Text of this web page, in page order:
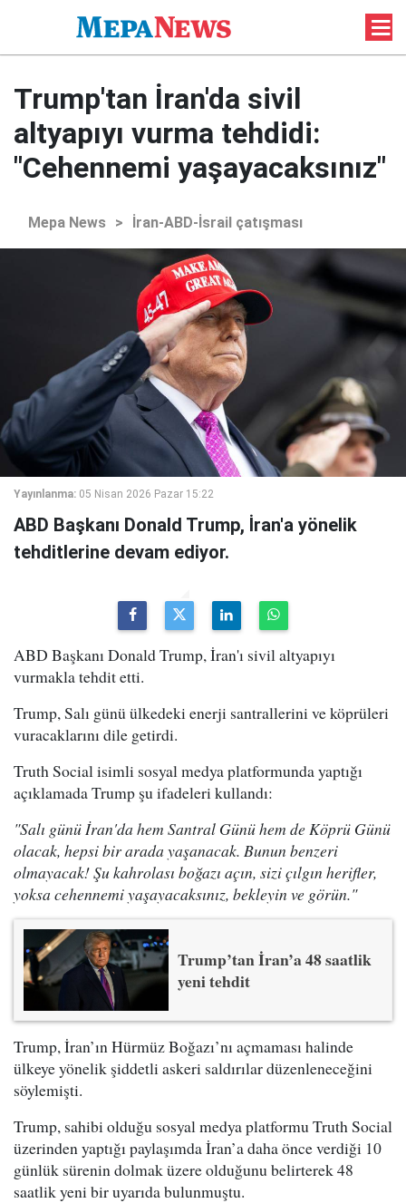
Trump'tan İran'da sivil
altyapıyı vurma tehdidi:
"Cehennemi yaşayacaksınız"
Mepa News > İran-ABD-İsrail çatışması
Yayınlanma: 05 Nisan 2026 Pazar 15:22
ABD Başkanı Donald Trump, İran'a yönelik
tehditlerine devam ediyor.
ABD Başkanı Donald Trump, İran'ı sivil altyapıyı
vurmakla tehdit etti.
Trump, Salı günü ülkedeki enerji santrallerini ve köprüleri
vuracaklarını dile getirdi.
Truth Social isimli sosyal medya platformunda yaptığı
açıklamada Trump şu ifadeleri kullandı:
"Salı günü İran'da hem Santral Günü hem de Köprü Günü
olacak, hepsi bir arada yaşanacak. Bunun benzeri
olmayacak! Şu kahrolası boğazı açın, sizi çılgın herifler,
yoksa cehennemi yaşayacaksınız, bekleyin ve görün."
Trump’tan İran’a 48 saatlik
yeni tehdit
Trump, İran’ın Hürmüz Boğazı’nı açmaması halinde
ülkeye yönelik şiddetli askeri saldırılar düzenleneceğini
söylemişti.
Trump, sahibi olduğu sosyal medya platformu Truth Social
üzerinden yaptığı paylaşımda İran’a daha önce verdiği 10
günlük sürenin dolmak üzere olduğunu belirterek 48
saatlik yeni bir uyarıda bulunmuştu.